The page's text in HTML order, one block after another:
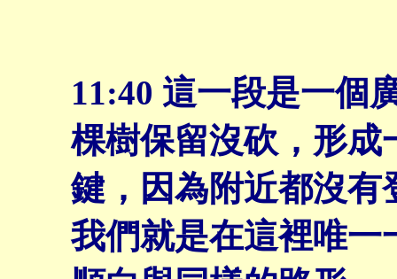
11:40 這一段是一個
棵樹保留沒砍，形成
鍵，因為附近都沒有
我們就是在這裡唯一